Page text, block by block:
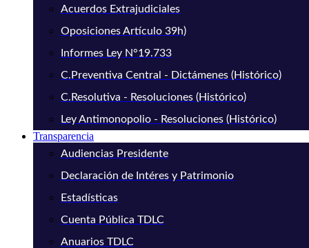
Acuerdos Extrajudiciales
Oposiciones Artículo 39h)
Informes Ley N°19.733
C.Preventiva Central - Dictámenes (Histórico)
C.Resolutiva - Resoluciones (Histórico)
Ley Antimonopolio - Resoluciones (Histórico)
Transparencia
Audiencias Presidente
Declaración de Intéres y Patrimonio
Estadísticas
Cuenta Pública TDLC
Anuarios TDLC